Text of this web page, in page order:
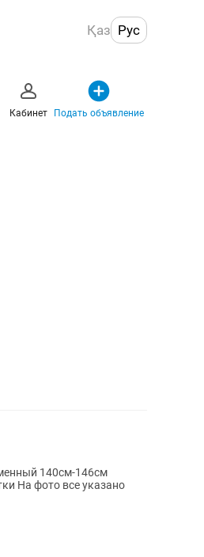
Қаз Рус
Кабинет Подать объявление